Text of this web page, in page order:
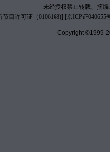
未经授权禁止转载、摘
节目许可证（0106168)] [京ICP证040655
Copyright ©1999-